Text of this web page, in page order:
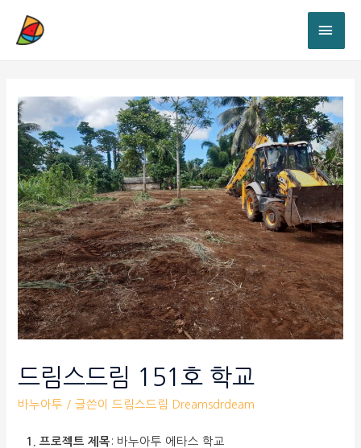
드림스드림 151호 학교
바누아투 / 글쓴이드림스드림 Dreamsdrdeam
1. 프로젝트 제목 : 바누아투 에타스 학교